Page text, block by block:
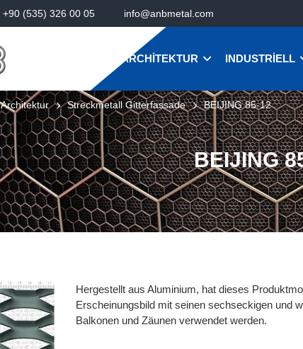
+90 (535) 326 00 05 info@anbmetal.com
ARCHITEKTUR INDUSTRIELL
BEIJING
Architektur Streckmetall Gitterfassade BEIJING 85-12
Hergestellt aus Aluminium, hat dieses
Erscheinungsbild mit seinen sechseckigen und
Balkonen und Zäunen verwendet werden.